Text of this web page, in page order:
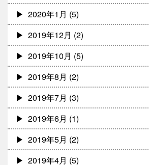
2020年1月 (5)
2019年12月 (2)
2019年10月 (5)
2019年8月 (2)
2019年7月 (3)
2019年6月 (1)
2019年5月 (2)
2019年4月 (5)